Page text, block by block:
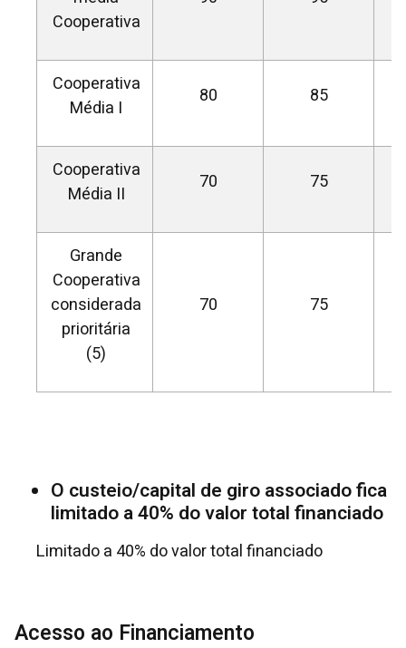
Cooperativa
Cooperativa
Média I
80 85
Cooperativa
Média II
70 75
Grande
Cooperativa
considerada
prioritária
(5)
70 75
O custeio/capital de giro associado fica
limitado a 40% do valor total financiado
Limitado a 40% do valor total financiado
Acesso ao Financiamento